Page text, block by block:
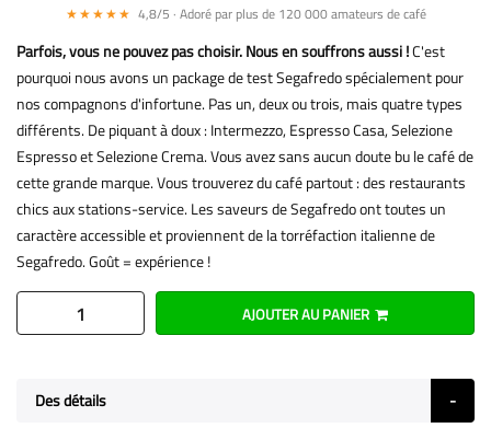
★★★★★ 4,8/5 · Adoré par plus de 120 000 amateurs de café
Parfois, vous ne pouvez pas choisir. Nous en souffrons aussi !C'est
pourquoi nous avons un package de test Segafredo spécialement pour
nos compagnons d'infortune. Pas un, deux ou trois, mais quatre types
différents. De piquant à doux : Intermezzo, Espresso Casa, Selezione
Espresso et Selezione Crema. Vous avez sans aucun doute bu le café de
cette grande marque. Vous trouverez du café partout : des restaurants
chics aux stations-service. Les saveurs de Segafredo ont toutes un
caractère accessible et proviennent de la torréfaction italienne de
Segafredo. Goût = expérience !
AJOUTER AU PANIER
Des détails